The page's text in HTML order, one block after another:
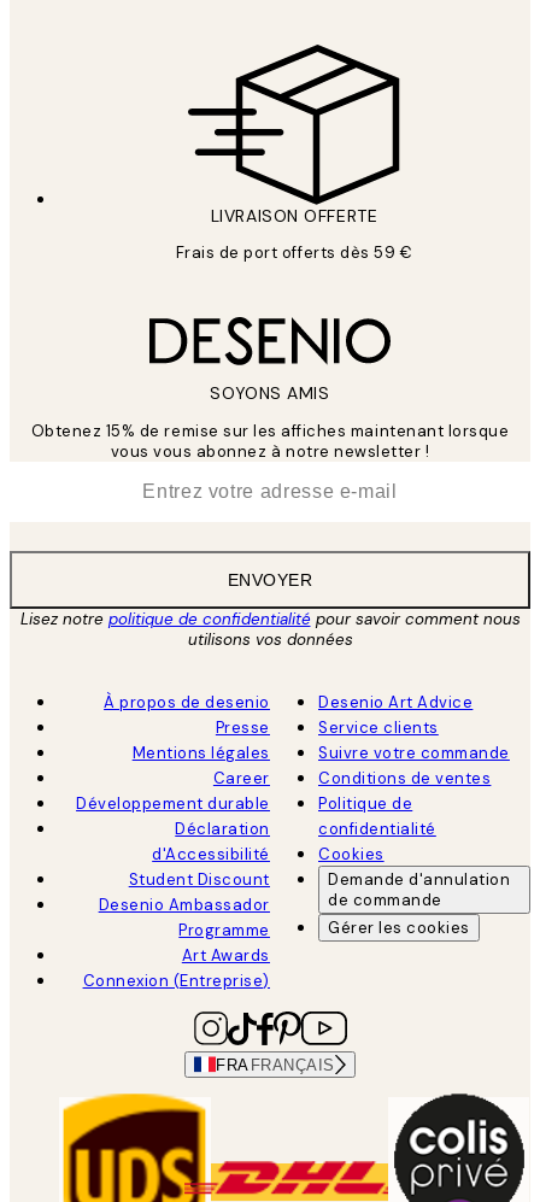
LIVRAISON OFFERTE
Frais de port offerts dès 59 €
SOYONS AMIS
Obtenez 15% de remise sur les affiches maintenant lorsque
vous vous abonnez à notre newsletter !
ENVOYER
Lisez notre politique de confidentialitépour savoir comment nous
utilisons vos données
À propos de desenio
Presse
Mentions légales
Career
Développement durable
Déclaration
d'Accessibilité
Student Discount
Desenio Ambassador
Programme
Art Awards
Connexion (Entreprise)
Desenio Art Advice
Service clients
Suivre votre commande
Conditions de ventes
Politique de
confidentialité
Cookies
Demande d'annulation
de commande
Gérer les cookies
FRA FRANÇAIS